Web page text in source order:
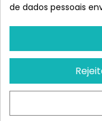
VERSELE-LAGA
de dados pessoais